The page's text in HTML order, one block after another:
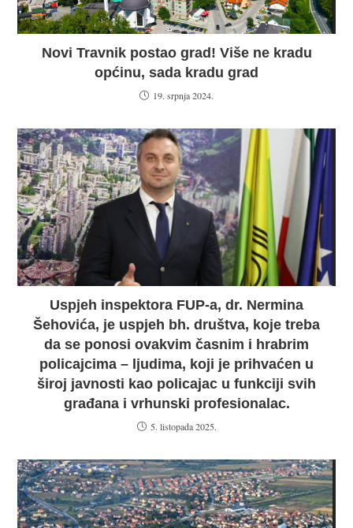
Novi Travnik postao grad! Više ne kradu
općinu, sada kradu grad
19. srpnja 2024.
Uspjeh inspektora FUP-a, dr. Nermina
Šehovića, je uspjeh bh. društva, koje treba
da se ponosi ovakvim časnim i hrabrim
policajcima – ljudima, koji je prihvaćen u
široj javnosti kao policajac u funkciji svih
građana i vrhunski profesionalac.
5. listopada 2025.